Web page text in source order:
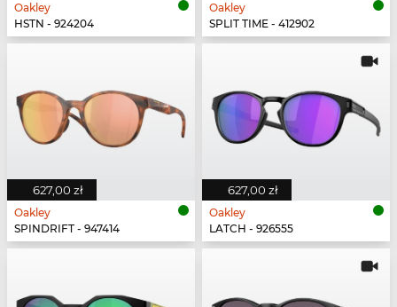
Oakley
HSTN - 924204
Oakley
SPLIT TIME - 412902
627,00 zł
Oakley
SPINDRIFT - 947414
627,00 zł
Oakley
LATCH - 926555